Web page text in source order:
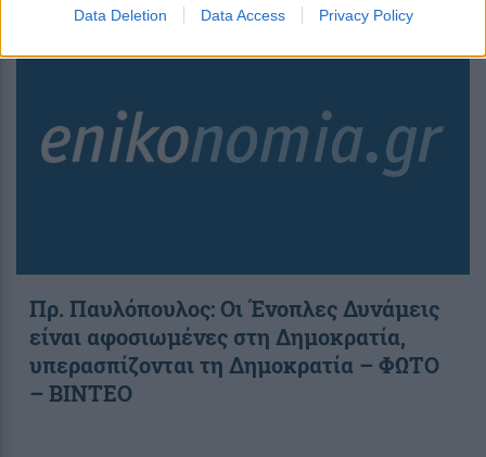
Data Deletion Data Access Privacy Policy
Πρ. Παυλόπουλος: Οι Ένοπλες Δυνάμεις
είναι αφοσιωμένες στη Δημοκρατία,
υπερασπίζονται τη Δημοκρατία – ΦΩΤΟ
– ΒΙΝΤΕΟ